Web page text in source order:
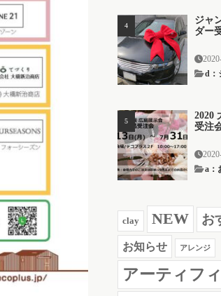
ジャ
ダー
d：
2020
受注
a：
clay NEW お
お知らせ アレンジ
アーティフ